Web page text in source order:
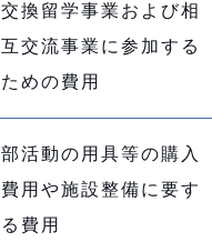
交換留学事業および相
互交流事業に参加する
ための費用
部活動の用具等の購入
費用や施設整備に要す
る費用